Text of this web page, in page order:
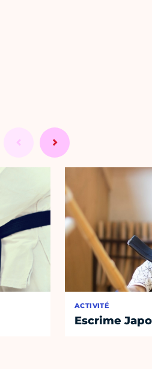
ACTIVITÉ
Escrime